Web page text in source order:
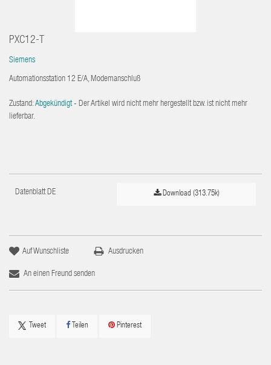
PXC12-T
Siemens
Automationsstation 12 E/A, Modemanschluß
Zustand:Abgekündigt- Der Artikel wird nicht mehr hergestellt bzw. ist nicht mehr
lieferbar.
Datenblatt DE Download (313.75k)
Auf Wunschliste Ausdrucken
An einen Freund senden
Tweet Teilen Pinterest